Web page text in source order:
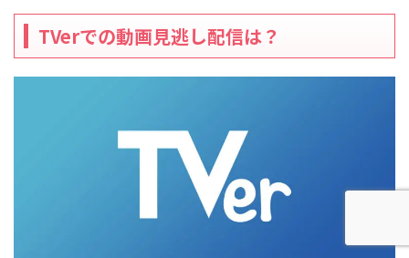
TVerでの動画見逃し配信は？